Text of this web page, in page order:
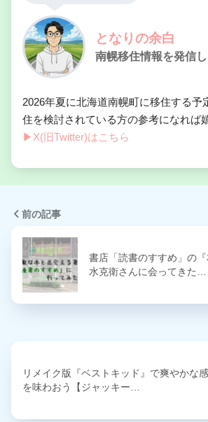
となりの余白
南幌移住情報を発信
2026年夏に北海道南幌町に移住する予
住を検討されている方の参考になれば
▶︎X(旧Twitter)はこちら
前の記事
書店「読書のすすめ」の
水克衛さんに会ってきた…
リメイク版『ベストキッド』で爽やかな
を味わおう【ジャッキー…